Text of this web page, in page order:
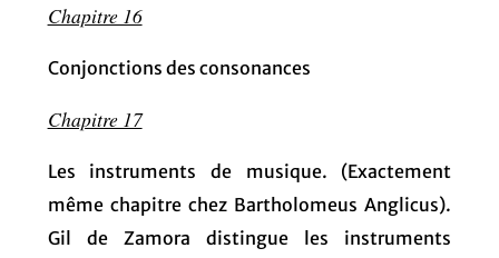
Chapitre 16
Conjonctions des consonances
Chapitre 17
Les instruments de musique. (Exactement
même chapitre chez Bartholomeus Anglicus).
Gil de Zamora distingue les instruments